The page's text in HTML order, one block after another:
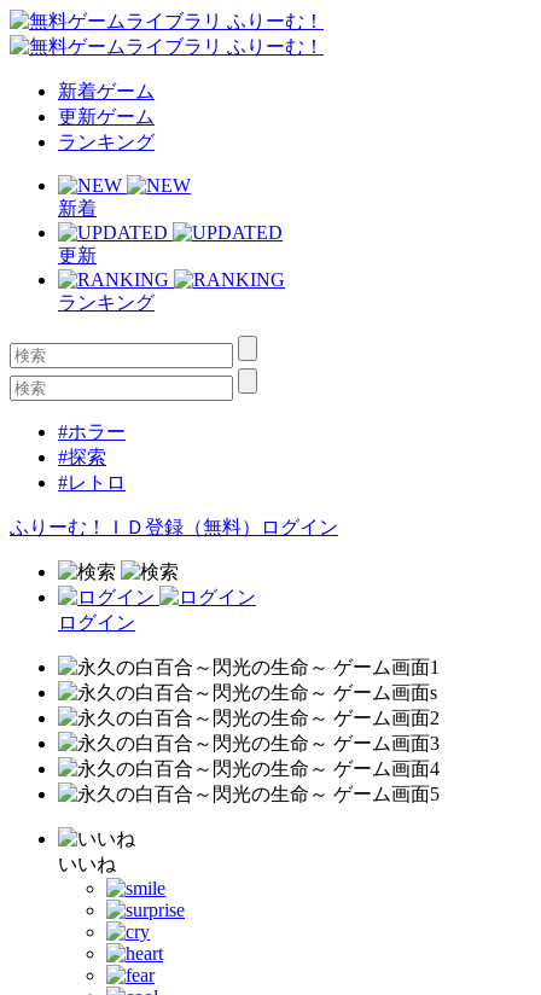
新着ゲーム
更新ゲーム
ランキング
新着
更新
ランキング
#ホラー
#探索
#レトロ
ふりーむ！ＩＤ登録（無料） ログイン
ログイン
いいね